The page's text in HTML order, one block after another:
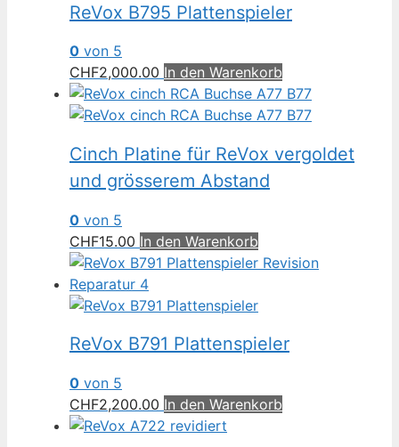
ReVox B795 Plattenspieler
0 von 5
CHF2,000.00 In den Warenkorb
Cinch Platine für ReVox vergoldet
und grösserem Abstand
0 von 5
CHF15.00 In den Warenkorb
ReVox B791 Plattenspieler
0 von 5
CHF2,200.00 In den Warenkorb